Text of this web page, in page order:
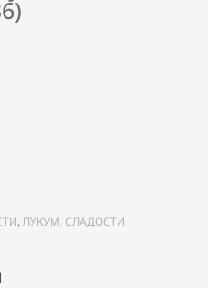
, ЛУКУМ, СЛАДОСТИ